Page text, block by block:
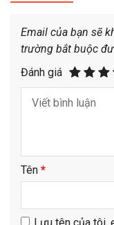
Email của bạn sẽ
trường bắt buộc
Đánh giá
Tên *